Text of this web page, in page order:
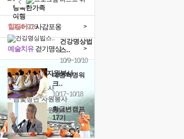
행복한가족
여행
9/24~9/26
건강명상법
스..
10/9~10/10
내면혁명워
크..
10/17~10/18
황금변캠프
17기
10/30~10/31
예술치유걷기명상 >
힐링허그사감포옹 >
'옹달샘의 꽃'자원봉사
· 청년 자원봉사
· 금빛청년 자원봉사
· 음식연구 자원봉사